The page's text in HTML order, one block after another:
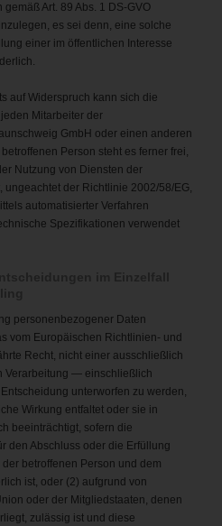
Art. 89 Abs. 1 DS-GVO
es sei denn, eine solche
einer im öffentlichen Interesse
auf Widerspruch kann sich die
Mitarbeiter der
GmbH oder einen anderen
Person steht es ferner frei,
Nutzung von Diensten der
ungeachtet der Richtlinie 2002/58/EG,
automatisierter Verfahren
Spezifikationen verwendet
personenbezogener Daten
vom Europäischen Richtlinien- und
Recht, nicht einer ausschließlich
Verarbeitung — einschließlich
unterworfen zu werden,
Wirkung entfaltet oder sie in
beeinträchtigt, sofern die
den Abschluss oder die Erfüllung
betroffenen Person und dem
ist, oder (2) aufgrund von
oder der Mitgliedstaaten, denen
zulässig ist und diese